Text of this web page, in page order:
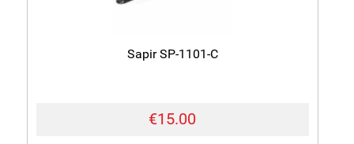
Sapir SP-1101-C
€15.00